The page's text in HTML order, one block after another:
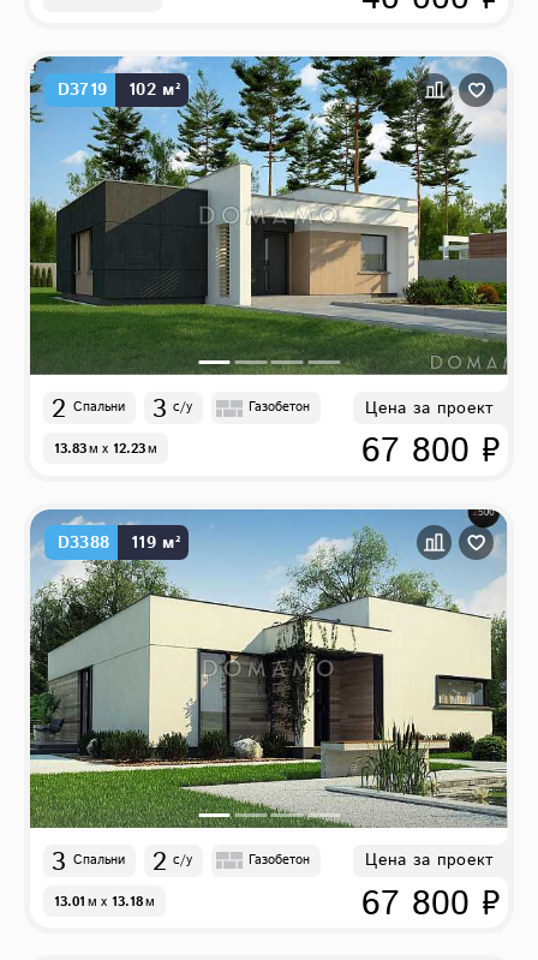
D3719 102 м²
2 Спальни 3 с/у Газобетон
13.83м x 12.23м
Цена за проект
67 800 ₽
D3388 119 м²
3 Спальни 2 с/у Газобетон
13.01м x 13.18м
Цена за проект
67 800 ₽